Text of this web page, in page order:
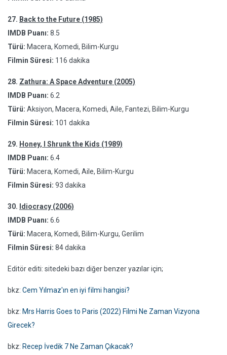
27. Back to the Future (1985)
IMDB Puanı: 8.5
Türü: Macera, Komedi, Bilim-Kurgu
Filmin Süresi: 116 dakika
28. Zathura: A Space Adventure (2005)
IMDB Puanı: 6.2
Türü: Aksiyon, Macera, Komedi, Aile, Fantezi, Bilim-Kurgu
Filmin Süresi: 101 dakika
29. Honey, I Shrunk the Kids (1989)
IMDB Puanı: 6.4
Türü: Macera, Komedi, Aile, Bilim-Kurgu
Filmin Süresi: 93 dakika
30. Idiocracy (2006)
IMDB Puanı: 6.6
Türü: Macera, Komedi, Bilim-Kurgu, Gerilim
Filmin Süresi: 84 dakika
Editör editi: sitedeki bazı diğer benzer yazılar için;
bkz: Cem Yılmaz'ın en iyi filmi hangisi?
bkz: Mrs Harris Goes to Paris (2022) Filmi Ne Zaman Vizyona
Girecek?
bkz: Recep İvedik 7 Ne Zaman Çıkacak?